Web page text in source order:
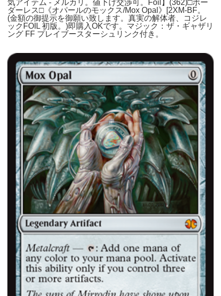
気アイテム - メルカリ。値下げ交渉可。Foil】(362)□ボー
ダーレス□《オパールのモックス/Mox Opal》[2XM-BF。
(金額の御提示を御願い致します。真実の解体者、コジレ
ックFOIL 初版。)即購入OKです。マジック：ザ・ギャザリ
ング FF プレイブースターシュリンク付き。